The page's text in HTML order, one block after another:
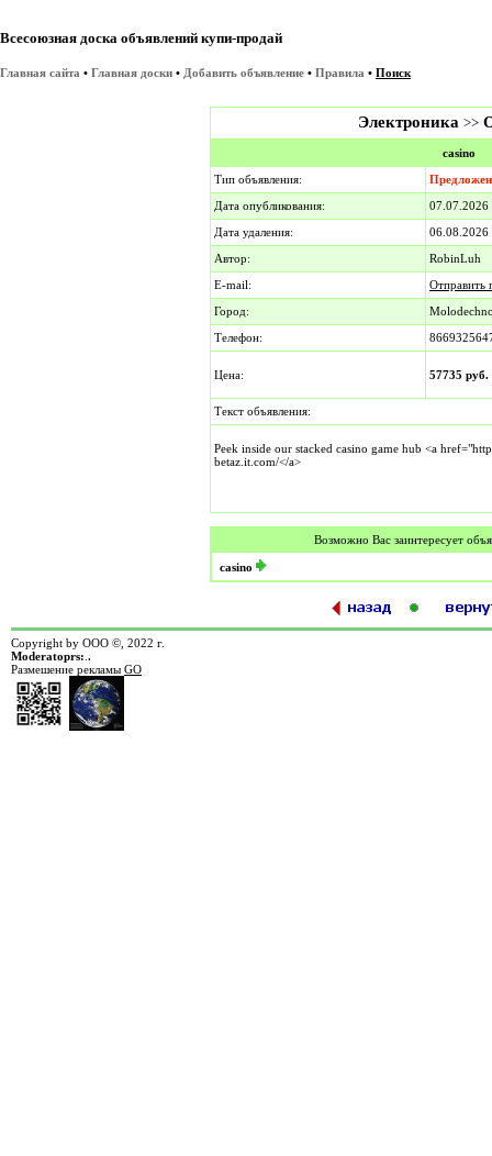
Всесоюзная доска объявлений купи-продай
Главная сайта • Главная доски • Добавить объявление • Правила • Поиск
Электроника >>
casino
Тип объявления:
Дата опубликования:
Дата удаления:
06.08.2026
Автор:
RobinLuh
E-mail:
Отправить
Город:
Телефон:
Цена: 57735 руб.
Текст объявления:
Peek inside our stacked casino game hub <a
betaz.it.com/</a>
Возможно Вас заинтересует
casino
Copyright by ООО ©, 2022 г.
Moderatoprs: .
Размешение рекламы GO